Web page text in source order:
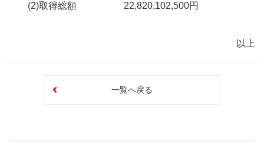
(2)取得総額 22,820,102,500円
以上
一覧へ戻る